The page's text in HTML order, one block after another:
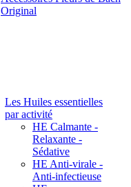
Original
Les Huiles essentielles
par activité
HE Calmante -
Relaxante -
Sédative
HE Anti-virale -
Anti-infectieuse